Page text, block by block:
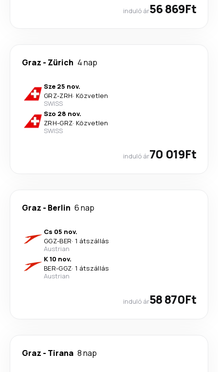
induló ár56 869Ft
Graz - Zürich 4 nap
Sze 25 nov.
GRZ-ZRH· Közvetlen
SWISS
Szo 28 nov.
ZRH-GRZ· Közvetlen
SWISS
induló ár70 019Ft
Graz - Berlin 6 nap
Cs 05 nov.
GGZ-BER· 1 átszállás
Austrian
K 10 nov.
BER-GGZ· 1 átszállás
Austrian
induló ár58 870Ft
Graz - Tirana 8 nap